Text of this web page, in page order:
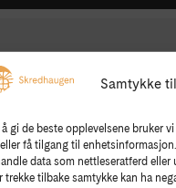
Samtykke
å gi de beste opplevelsene bruker
få tilgang til
data som nettleseratferd
trekke tilbake samtykke kan ha
– «Herr Sigurd
Agatunet,
i Hardanger. I Agatunet
er norges
I dette foredraget fortel